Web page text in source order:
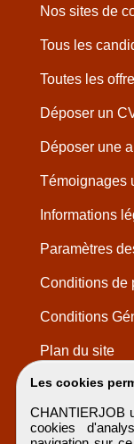
Les cookies
CHANTIERJOB
cookies
Nos sites de
Tous les
Toutes les
Déposer un
Déposer une
Témoignages
Informations
Paramètres
Conditions de
Conditions
Plan du site